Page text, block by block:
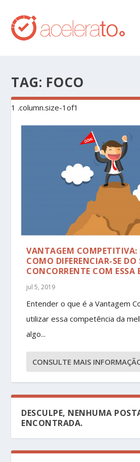
TAG: FOCO
VANTAGEM COMPETITIVA:
COMO DIFERENCIAR-SE DO
CONCORRENTE COM ESSA
jul 5, 2019
Entender o que é a Vantagem
utilizar essa competência da
algo...
CONSULTE MAIS
DESCULPE, NENHUMA
ENCONTRADA.